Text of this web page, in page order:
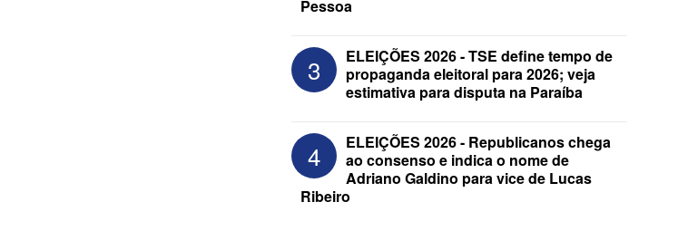
ELEIÇÕES 2026 - Após convenções,
Senado da Paraíba
Pessoa
3
ELEIÇÕES 2026 - TSE define tempo de
propaganda eleitoral para 2026; veja
estimativa para disputa na Paraíba
4
ELEIÇÕES 2026 - Republicanos chega
ao consenso e indica o nome de
Adriano Galdino para vice de Lucas
Ribeiro